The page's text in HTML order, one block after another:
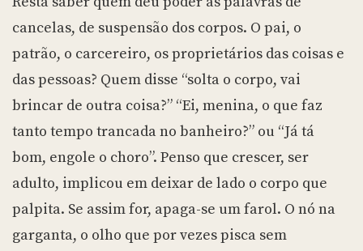
cancelas, de suspensão dos corpos. O pai, o
patrão, o carcereiro, os proprietários das coisas e
das pessoas? Quem disse “solta o corpo, vai
brincar de outra coisa?” “Ei, menina, o que faz
tanto tempo trancada no banheiro?” ou “Já tá
bom, engole o choro”. Penso que crescer, ser
adulto, implicou em deixar de lado o corpo que
palpita. Se assim for, apaga-se um farol. O nó na
garganta, o olho que por vezes pisca sem